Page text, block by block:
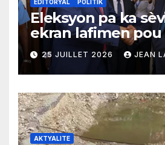
EDITORYAL POLITIK
Eleksyon pa ka
ekran lafimen pou
echèk tranzisyon
25 JUILLET 2026 JEAN
AKTYALITE